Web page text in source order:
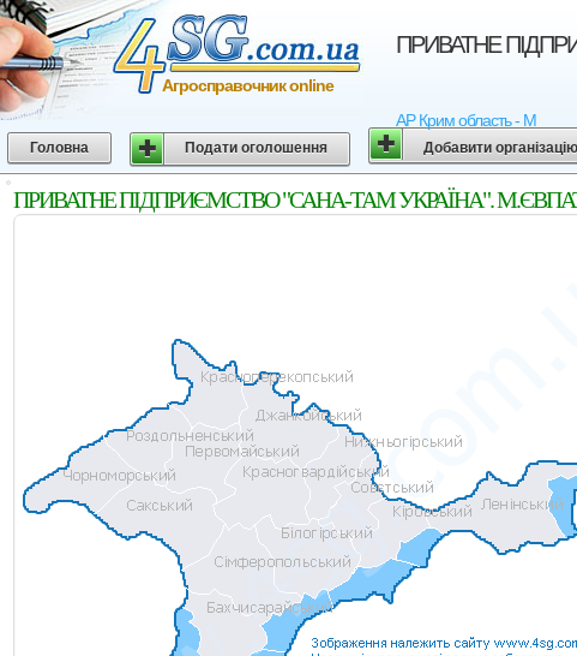
ПРИВАТНЕ
АР Крим область - М
Агросправочник online
Головна Подати оголошення Добавити
ПРИВАТНЕ ПІДПРИЄМСТВО "САНА-ТАМ УКРАЇНА".